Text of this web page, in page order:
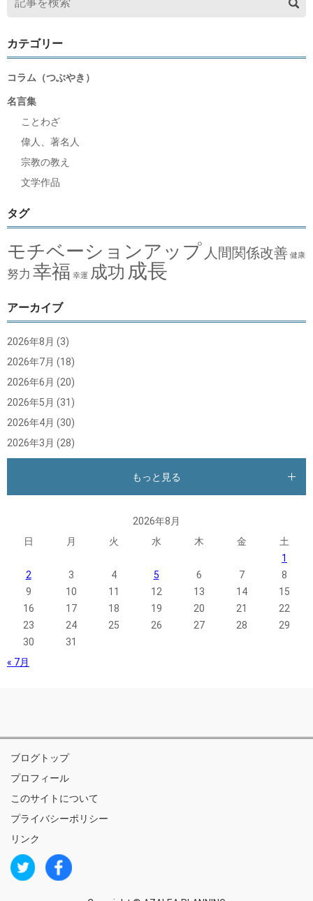
カテゴリー
コラム（つぶやき）
名言集
ことわざ
偉人、著名人
宗教の教え
文学作品
タグ
モチベーションアップ 人間関係改善 健康
努力 幸福 幸運 成功 成長
アーカイブ
2026年8月 (3)
2026年7月 (18)
2026年6月 (20)
2026年5月 (31)
2026年4月 (30)
2026年3月 (28)
もっと見る
2026年8月
日
月 火 水 木 金
土
1
2
3 4 5 6 7
8
9
10 11 12 13 14
15
16
17 18 19 20 21
22
23
24 25 26 27 28
29
30
31
« 7月
ブログトップ
プロフィール
このサイトについて
プライバシーポリシー
リンク